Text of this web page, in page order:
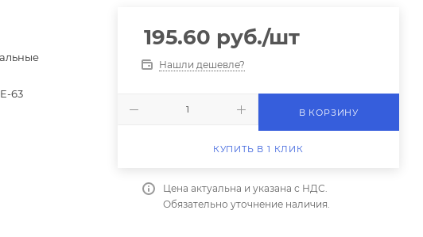
63
195.60 руб./шт
Нашли дешевле?
В КОРЗИНУ
КУПИТЬ В 1 КЛИК
Цена актуальна и указана с НДС.
Обязательно уточнение наличия.